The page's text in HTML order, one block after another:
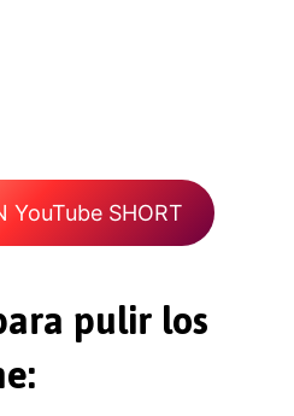
YouTube SHORT
pulir los